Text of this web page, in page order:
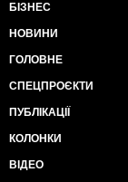
БІЗНЕС
НОВИНИ
ГОЛОВНЕ
СПЕЦПРОЄКТИ
ПУБЛІКАЦІЇ
КОЛОНКИ
ВІДЕО